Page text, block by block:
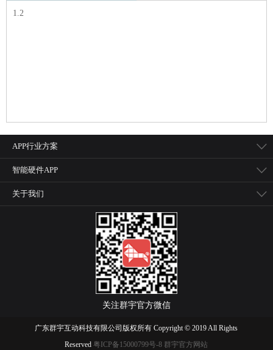
1.2
APP行业方案
智能硬件APP
关于我们
关注群宇官方微信
广东群宇互动科技有限公司版权所有 Copyright © 2019 All Rights
Reserved 粤ICP备15000799号-8 群宇官方网站